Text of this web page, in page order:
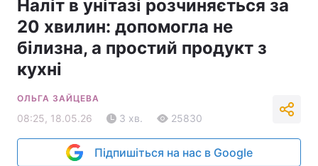
Наліт в унітазі розчиняється за
20 хвилин: допомогла не
білизна, а простий продукт з
кухні
ОЛЬГА ЗАЙЦЕВА
08:25, 18.05.26 3 хв. 25830
Підпишіться на нас в Google